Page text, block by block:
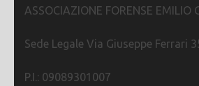
ASSOCIAZIONE FORENSE EMILIO
Sede Legale Via Giuseppe Ferrari
P.I.: 09089301007